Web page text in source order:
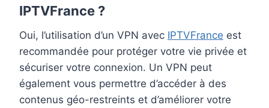
IPTVFrance ?
Oui, l’utilisation d’un VPN avec IPTVFrance est
recommandée pour protéger votre vie privée et
sécuriser votre connexion. Un VPN peut
également vous permettre d’accéder à des
contenus géo-restreints et d’améliorer votre